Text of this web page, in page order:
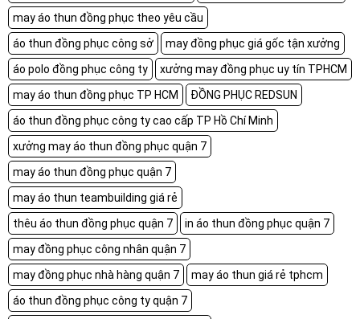
may áo thun đồng phục theo yêu cầu
áo thun đồng phục công sở
may đồng phục giá gốc tận xưởng
áo polo đồng phục công ty
xưởng may đồng phục uy tín TPHCM
may áo thun đồng phục TP HCM
ĐỒNG PHỤC REDSUN
áo thun đồng phục công ty cao cấp TP Hồ Chí Minh
xưởng may áo thun đồng phục quận 7
may áo thun đồng phục quận 7
may áo thun teambuilding giá rẻ
thêu áo thun đồng phục quận 7
in áo thun đồng phục quận 7
may đồng phục công nhân quận 7
may đồng phục nhà hàng quận 7
may áo thun giá rẻ tphcm
áo thun đồng phục công ty quận 7